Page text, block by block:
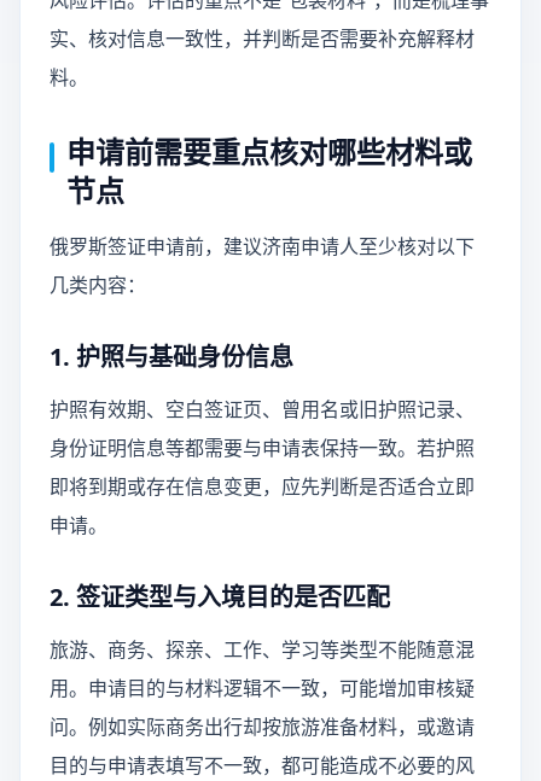
实、核对信息一致性，并判断是否需要补充解释材
料。
申请前需要重点核对哪些材料或
节点
俄罗斯签证申请前，建议济南申请人至少核对以下
几类内容：
1. 护照与基础身份信息
护照有效期、空白签证页、曾用名或旧护照记录、
身份证明信息等都需要与申请表保持一致。若护照
即将到期或存在信息变更，应先判断是否适合立即
申请。
2. 签证类型与入境目的是否匹配
旅游、商务、探亲、工作、学习等类型不能随意混
用。申请目的与材料逻辑不一致，可能增加审核疑
问。例如实际商务出行却按旅游准备材料，或邀请
目的与申请表填写不一致，都可能造成不必要的风